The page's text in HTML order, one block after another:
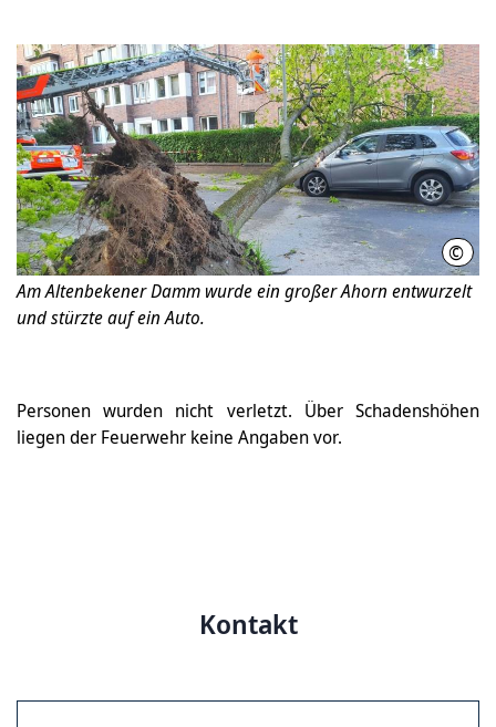
©
Am Altenbekener Damm wurde ein großer Ahorn entwurzelt
und stürzte auf ein Auto.
Personen wurden nicht verletzt. Über Schadenshöhen
liegen der Feuerwehr keine Angaben vor.
Kontakt